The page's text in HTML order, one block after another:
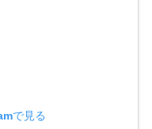
で見る